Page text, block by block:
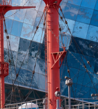
БЕСПЛАТНО